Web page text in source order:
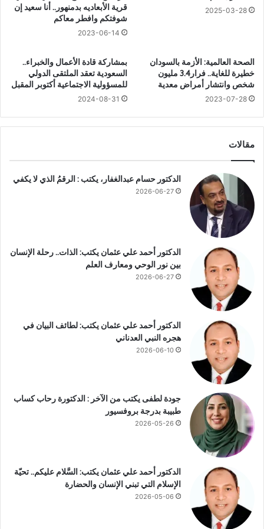
ل
د
ه
ن
ى
.
ز
د
م
ن
ب
خ
ل
غ
د
م
ف
ك
ط
ر
2025-03-28
قرية الأبعاديه بدمنهور.. أنا سعيد إن
شوفتكم وافطر معاكم
2023-06-14
الصحة العالمية: الأزمة بالسودان
خطيرة للغاية.. فرار3.4 مليون
شخص وانتشار أمراض معدية
2023-07-28
بمشاركة قادة الأعمال والخبراء..
السعودية تعقد الملتقى الدولي
للمسؤولية الاجتماعية أكتوبر المقبل
2024-08-31
مقالات
الدكتور حسام عبدالغفار، يكتب : الرقمُ الذي لا يكفي
2026-06-27
الدكتور أحمد علي عثمان يكتب: الذات.. رحلة الإنسان
بين نور الوحي ومعارف العلم
2026-06-27
الدكتور أحمد علي عثمان يكتب: لطائف البيان في
هجره النبي العدناني
2026-06-10
جودة لطفى يكتب من الآخر : الدكتورة رحاب كساب
طبيبة بدرجة بروفسيور
2026-05-26
الدكتور أحمد علي عثمان يكتب: السَّلام عليكم.. تحيّة
الإسلام التي تبني الإنسان والحضارة
2026-05-06